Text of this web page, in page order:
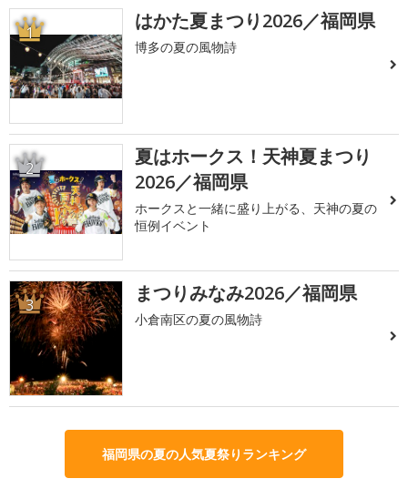
1 はかた夏まつり2026／福岡県
博多の夏の風物詩
2
夏はホークス！天神夏まつり
2026／福岡県
ホークスと一緒に盛り上がる、天神の夏の
恒例イベント
3 まつりみなみ2026／福岡県
小倉南区の夏の風物詩
福岡県の夏の人気夏祭りランキング